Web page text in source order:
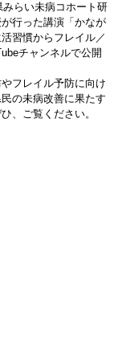
みらい未病コホート研
行った講演「かなが
習慣からフレイル／
チャンネルで公開
フレイル予防に向け
の未病改善に果たす
、ご覧ください。